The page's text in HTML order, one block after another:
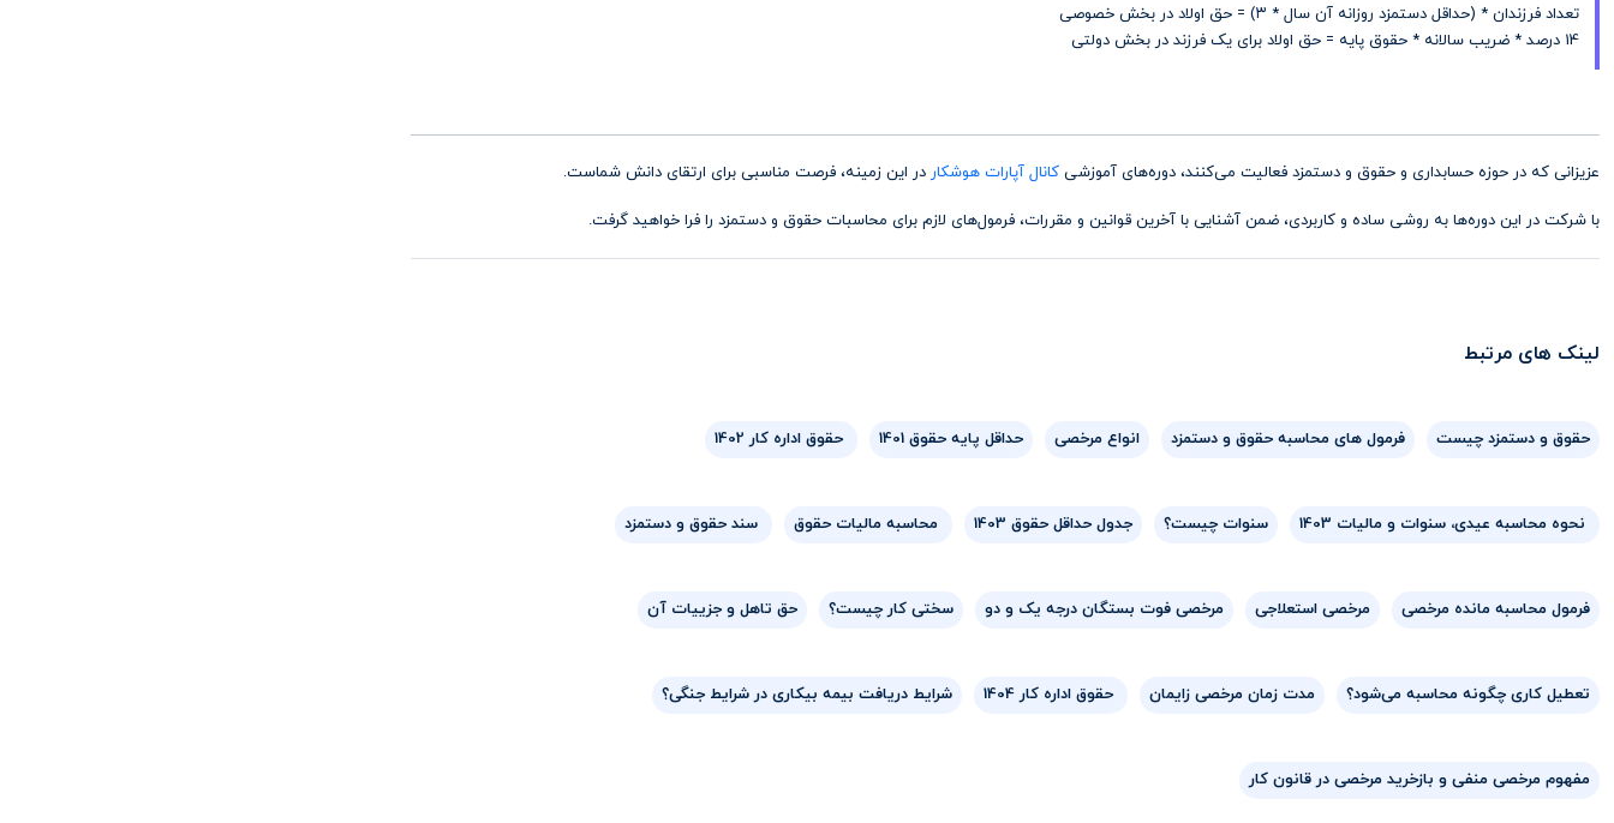
تعداد فرزندان * (حداقل دستمزد روزانه آن سال * ۳) = حق اولاد در بخش خصوصی
14 درصد * ضریب سالانه * حقوق پایه = حق اولاد برای یک فرزند در بخش دولتی
عزیزانی که در حوزه حسابداری و حقوق و دستمزد فعالیت می‌کنند، دوره‌های آموزشی کانال آپارات هوشکار در این زمینه، فرصت مناسبی برای ارتقای دانش شماست.
با شرکت در این دوره‌ها به روشی ساده و کاربردی، ضمن آشنایی با آخرین قوانین و مقررات، فرمول‌های لازم برای محاسبات حقوق و دستمزد را فرا خواهید گرفت.
لینک های مرتبط
حقوق و دستمزد چیست فرمول های محاسبه حقوق و دستمزد انواع مرخصی حداقل پایه حقوق 1401 حقوق اداره کار 1402
نحوه محاسبه عیدی، سنوات و مالیات 1403 سنوات چیست؟ جدول حداقل حقوق 1403 محاسبه مالیات حقوق سند حقوق و دستمزد
فرمول محاسبه مانده مرخصی مرخصی استعلاجی مرخصی فوت بستگان درجه یک و دو سختی کار چیست؟ حق تاهل و جزییات آن
تعطیل کاری چگونه محاسبه می‌شود؟ مدت زمان مرخصی زایمان حقوق اداره کار 1404 شرایط دریافت بیمه بیکاری در شرایط جنگی؟
مفهوم مرخصی منفی و بازخرید مرخصی در قانون کار